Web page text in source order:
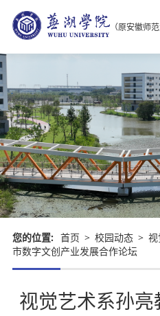
（原安徽师范
您的位置: 首页 > 校园动态 >
市数字文创产业发展合作论坛
视觉艺术系孙